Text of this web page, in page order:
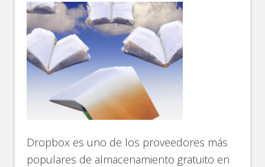
Dropbox es uno de los proveedores más
populares de almacenamiento gratuito en